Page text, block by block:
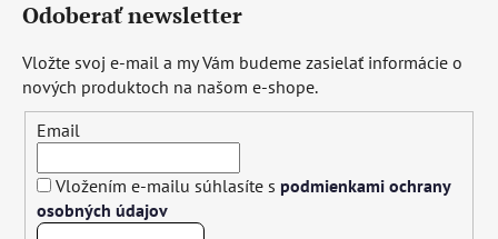
Odoberať newsletter
Vložte svoj e-mail a my Vám budeme zasielať informácie o
nových produktoch na našom e-shope.
Email
Vložením e-mailu súhlasíte s podmienkami ochrany
osobných údajov